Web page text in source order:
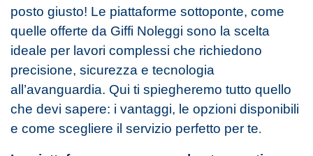
posto giusto! Le piattaforme sottoponte, come
quelle offerte da Giffi Noleggi sono la scelta
ideale per lavori complessi che richiedono
precisione, sicurezza e tecnologia
all’avanguardia. Qui ti spiegheremo tutto quello
che devi sapere: i vantaggi, le opzioni disponibili
e come scegliere il servizio perfetto per te.